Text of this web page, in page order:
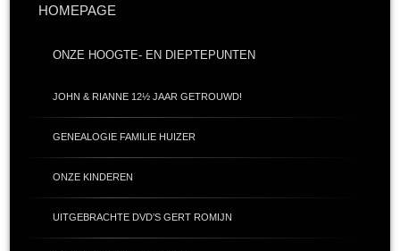
HOMEPAGE
ONZE HOOGTE- EN DIEPTEPUNTEN
JOHN & RIANNE 12½ JAAR GETROUWD!
GENEALOGIE FAMILIE HUIZER
ONZE KINDEREN
UITGEBRACHTE DVD’S GERT ROMIJN